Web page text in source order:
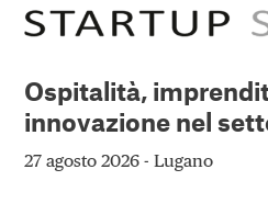
Ospitalità,
innovazione nel
27 agosto 2026 - Lugano